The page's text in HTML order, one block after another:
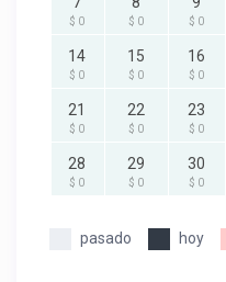
$ 0 $ 0 $ 0
14
$ 0
15
$ 0
16
$ 0
21
$ 0
22
$ 0
23
$ 0
28
$ 0
29
$ 0
30
$ 0
pasado hoy